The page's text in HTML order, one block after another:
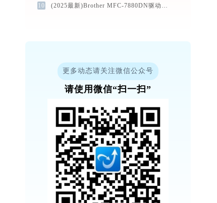
10 (2025最新)Brother MFC-7880DN驱动下载 Win11/Win10官方版
更多动态请关注微信公众号
请使用微信“扫一扫”